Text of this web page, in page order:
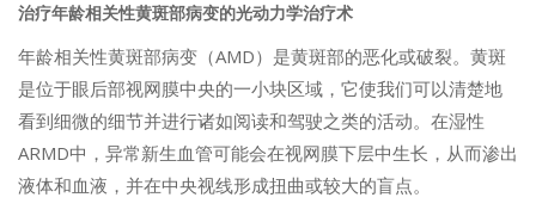
治疗年龄相关性黄斑部病变的光动力学治疗术
年龄相关性黄斑部病变（AMD）是黄斑部的恶化或破裂。黄斑
是位于眼后部视网膜中央的一小块区域，它使我们可以清楚地
看到细微的细节并进行诸如阅读和驾驶之类的活动。在湿性
ARMD中，异常新生血管可能会在视网膜下层中生长，从而渗出
液体和血液，并在中央视线形成扭曲或较大的盲点。